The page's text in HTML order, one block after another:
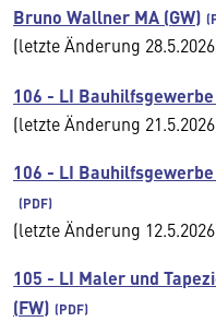
Bruno Wallner MA (GW)
(letzte Änderung
106 - LI
(letzte Änderung
106 - LI
(letzte Änderung
105 - LI Maler und
(FW)